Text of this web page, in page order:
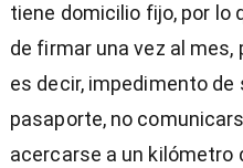
tiene domicilio fijo, por lo
de firmar una vez al
es decir, impedimento de
pasaporte, no
acercarse a un kilómetro